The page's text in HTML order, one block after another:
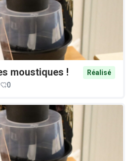
moustiques !
Réalisé
0